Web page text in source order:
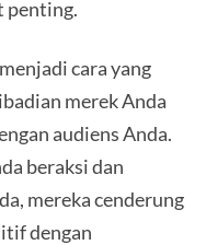
penting.
cara yang
merek Anda
audiens Anda.
beraksi dan
mereka cenderung
dengan